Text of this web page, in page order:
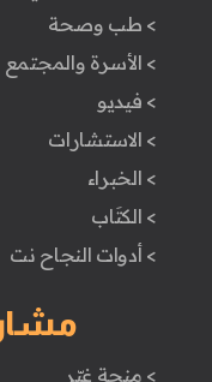
> طب وصحة
> الأسرة والمجتمع
> فيديو
> الاستشارات
> الخبراء
> الكتَاب
> أدوات النجاح نت
> منحة غيّر